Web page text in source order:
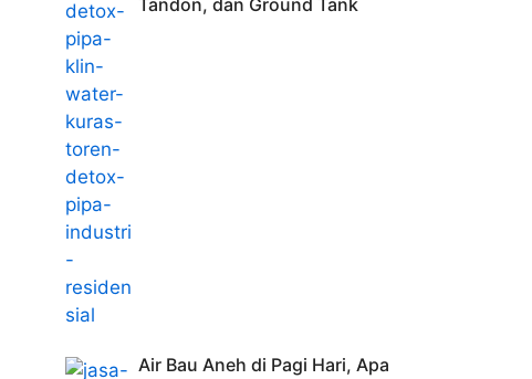
Tandon, dan Ground Tank
Air Bau Aneh di Pagi Hari, Apa